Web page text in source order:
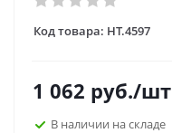
Код товара: HT.4597
1 062 руб./шт
В наличии на складе